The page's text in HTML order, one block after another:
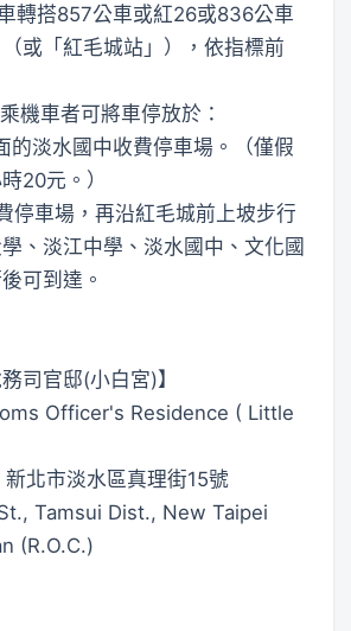
轉搭857公車或紅26或836公車
或「紅毛城站」），依指標前
機車者可將車停放於：
的淡水國中收費停車場。（僅假
20元。）
停車場，再沿紅毛城前上坡步行
、淡江中學、淡水國中、文化國
可到達。
司官邸(小白宮)】
Officer's Residence ( Little
北市淡水區真理街15號
Tamsui Dist., New Taipei
(R.O.C.)